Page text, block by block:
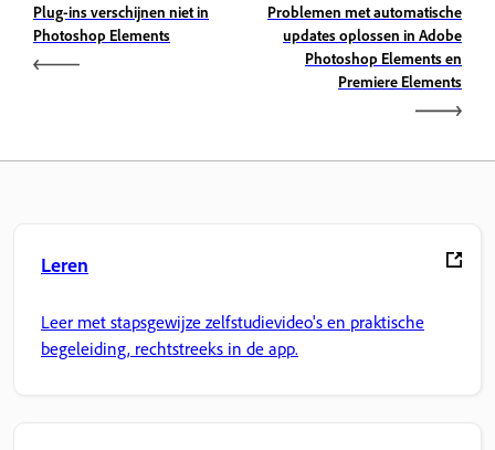
Plug-ins verschijnen niet in
Photoshop Elements
Problemen met automatische
updates oplossen in Adobe
Photoshop Elements en
Premiere Elements
Leren
Leer met stapsgewijze zelfstudievideo's en praktische
begeleiding, rechtstreeks in de app.